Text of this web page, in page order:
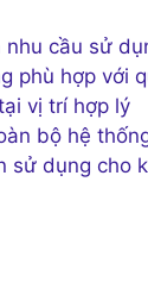
cầu sử
phù hợp với
vị trí hợp lý
bộ hệ
sử dụng cho